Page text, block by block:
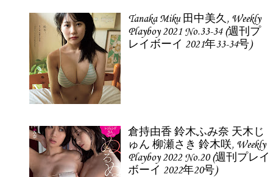
Tanaka Miku 田中美久, Weekly
Playboy 2021 No.33-34 (週刊プ
レイボーイ 2021年33-34号)
倉持由香 鈴木ふみ奈 天木じ
ゅん 柳瀬さき 鈴木咲, Weekly
Playboy 2022 No.20 (週刊プレイ
ボーイ 2022年20号)